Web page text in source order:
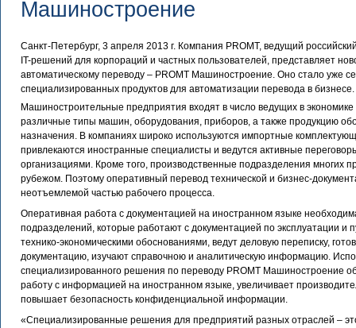
Машиностроение
Санкт-Петербург, 3 апреля 2013 г. Компания PROMT, ведущий
IT-решений для корпораций и частных пользователей, представляет
автоматическому переводу – PROMT Машиностроение. Оно стало уже
специализированных продуктов для автоматизации перевода в бизнесе.
Машиностроительные предприятия входят в число ведущих в
различные типы машин, оборудования, приборов, а также продукцию
назначения. В компаниях широко используются импортные
привлекаются иностранные специалисты и ведутся активные
организациями. Кроме того, производственные подразделения многих
рубежом. Поэтому оперативный перевод технической и бизнес-
неотъемлемой частью рабочего процесса.
Оперативная работа с документацией на иностранном языке
подразделений, которые работают с документацией по эксплуатации и
технико-экономическими обоснованиями, ведут деловую переписку,
документацию, изучают справочною и аналитическую информацию.
специализированного решения по переводу PROMT Машиностроение
работу с информацией на иностранном языке, увеличивает
повышает безопасность конфиденциальной информации.
«Специализированные решения для предприятий разных отраслей –